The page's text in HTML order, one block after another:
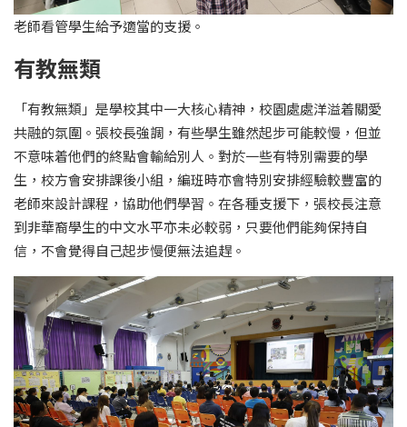
老師看管學生給予適當的支援。
有教無類
「有教無類」是學校其中一大核心精神，校園處處洋溢着關愛
共融的氛圍。張校長強調，有些學生雖然起步可能較慢，但並
不意味着他們的終點會輸給別人。對於一些有特別需要的學
生，校方會安排課後小組，編班時亦會特別安排經驗較豐富的
老師來設計課程，協助他們學習。在各種支援下，張校長注意
到非華裔學生的中文水平亦未必較弱，只要他們能夠保持自
信，不會覺得自己起步慢便無法追趕。